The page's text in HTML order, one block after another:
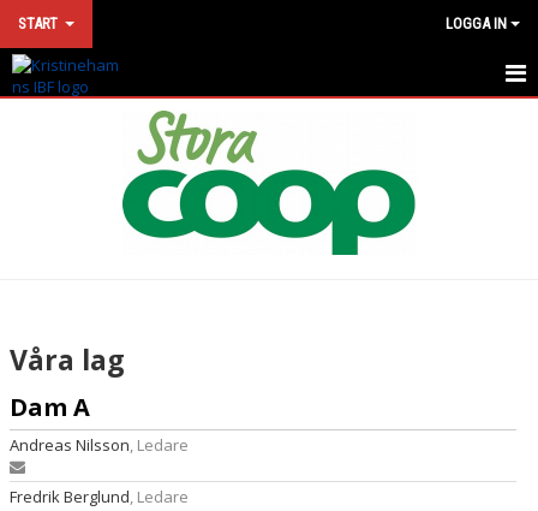
START LOGGA IN
SPONSORLOTTERI
DOKUMENT
Våra lag
Dam A
Andreas Nilsson, Ledare
Fredrik Berglund, Ledare